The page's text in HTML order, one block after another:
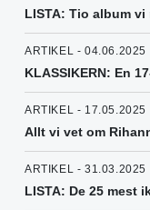
LISTA: Tio album
ARTIKEL - 04.06.2025
KLASSIKERN: En
ARTIKEL - 17.05.2025
Allt vi vet om
ARTIKEL - 31.03.2025
LISTA: De 25 mest